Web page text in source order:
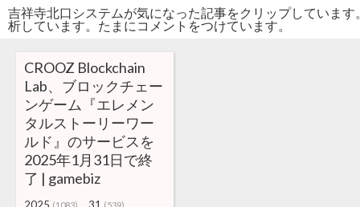
吉祥寺北口システムが気になった記事をクリップしていま
析しています。たまにコメントをつけています。
CROOZ Blockchain
Lab、ブロックチェー
ンゲーム『エレメン
タルストーリーワー
ルド』のサービスを
2025年1月31日で終
了 | gamebiz